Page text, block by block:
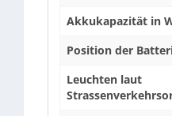
Akkukapazität in
Position der
Leuchten laut